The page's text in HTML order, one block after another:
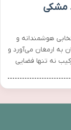
مشکی
هوشمندانه و
به ارمغان می‌آورد و
نه تنها فضایی